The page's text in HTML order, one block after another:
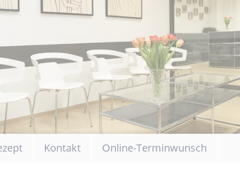
Kontakt Online-Terminwunsch